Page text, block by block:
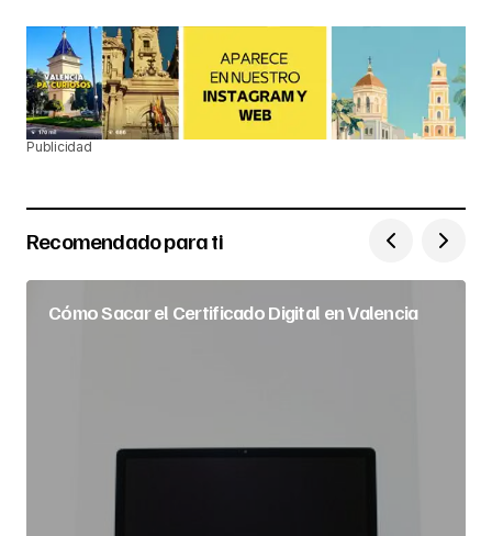
Publicidad
Recomendado para ti
Cómo Sacar el Certificado Digital en Valencia